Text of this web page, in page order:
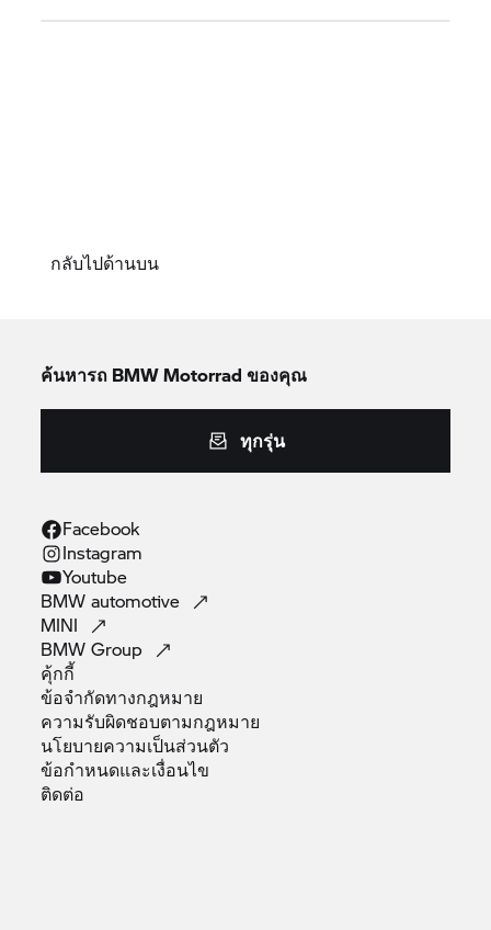
กลับไปด้านบน
ค้นหารถ BMW Motorrad ของคุณ
ทุกรุ่น
Facebook
Instagram
Youtube
BMWautomotive
MINI
BMWGroup
คุ้กกี้
ข้อจำกัดทางกฎหมาย
ความรับผิดชอบตามกฎหมาย
นโยบายความเป็นส่วนตัว
ข้อกำหนดและเงื่อนไข
ติดต่อ